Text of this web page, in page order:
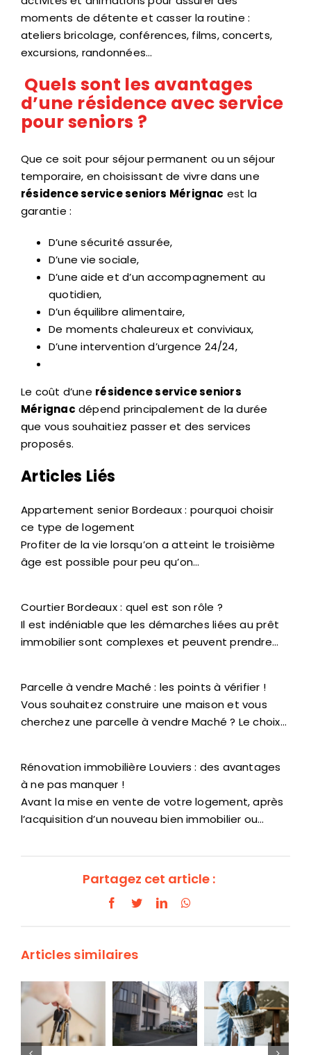
moments de détente et casser la routine :
ateliers bricolage, conférences, films, concerts,
excursions, randonnées…
Quels sont les avantages
d’une résidence avec service
pour seniors ?
Que ce soit pour séjour permanent ou un séjour
temporaire, en choisissant de vivre dans une
résidence service seniors Mérignac est la
garantie :
D’une sécurité assurée,
D’une vie sociale,
D’une aide et d’un accompagnement au
quotidien,
D’un équilibre alimentaire,
De moments chaleureux et conviviaux,
D’une intervention d’urgence 24/24,
Le coût d’une résidence service seniors
Mérignac dépend principalement de la durée
que vous souhaitiez passer et des services
proposés.
Articles Liés
Appartement senior Bordeaux : pourquoi choisir
ce type de logement
Profiter de la vie lorsqu’on a atteint le troisième
âge est possible pour peu qu’on…
Courtier Bordeaux : quel est son rôle ?
Il est indéniable que les démarches liées au prêt
immobilier sont complexes et peuvent prendre…
Parcelle à vendre Maché : les points à vérifier !
Vous souhaitez construire une maison et vous
cherchez une parcelle à vendre Maché ? Le choix…
Rénovation immobilière Louviers : des avantages
à ne pas manquer !
Avant la mise en vente de votre logement, après
l’acquisition d’un nouveau bien immobilier ou…
Partagez cet article :
Facebook
TwitterLinkedIn
Articles similaires